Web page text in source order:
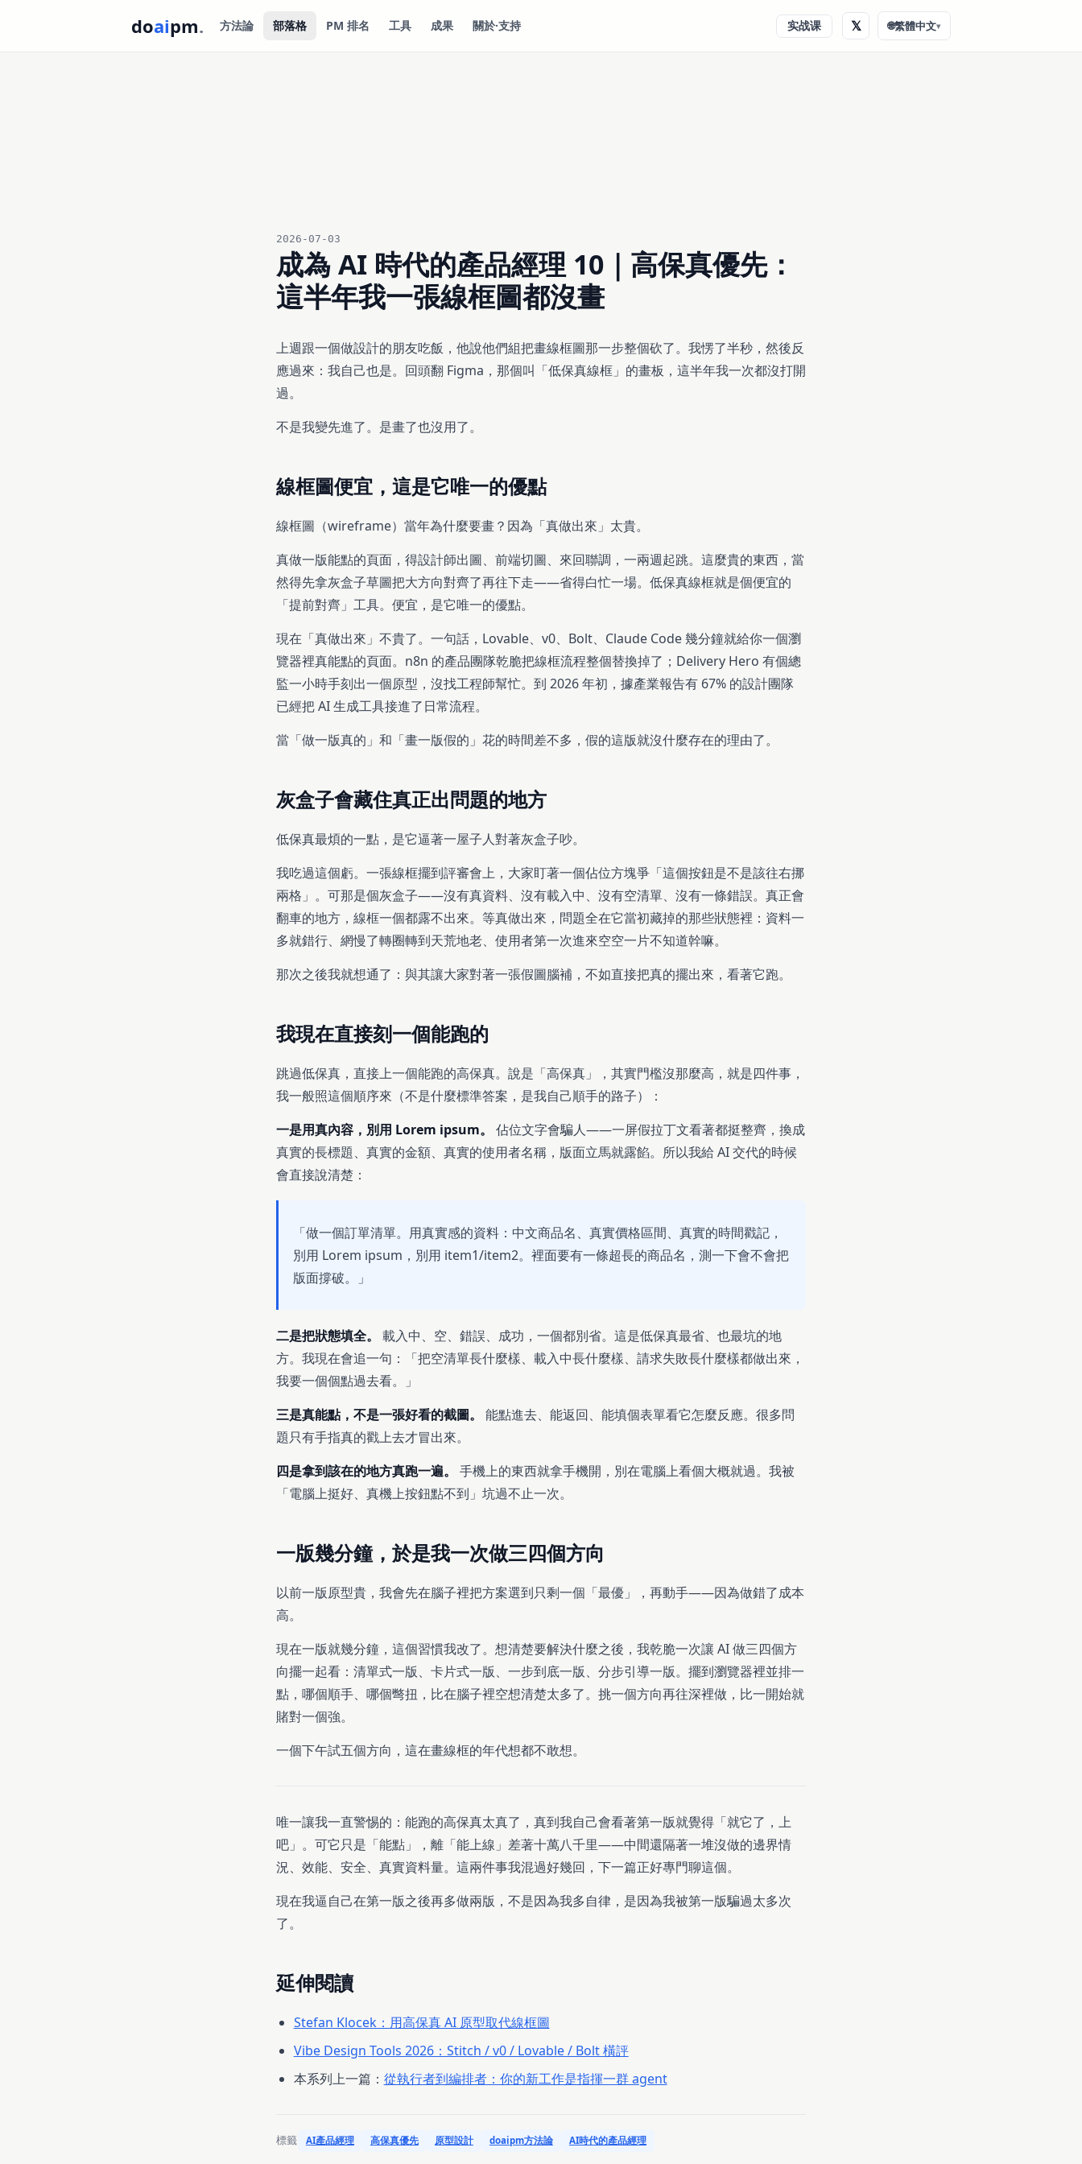
doaipm. 方法論 部落格 PM 排名 工具 成果 關於·支持 实战课 𝕏 🌐繁體中文▾
2026-07-03
成為 AI 時代的產品經理 10｜高保真優先：
這半年我一張線框圖都沒畫
上週跟一個做設計的朋友吃飯，他說他們組把畫線框圖那一步整個砍了。我愣了半秒，然後反
應過來：我自己也是。回頭翻 Figma，那個叫「低保真線框」的畫板，這半年我一次都沒打開
過。
不是我變先進了。是畫了也沒用了。
線框圖便宜，這是它唯一的優點
線框圖（wireframe）當年為什麼要畫？因為「真做出來」太貴。
真做一版能點的頁面，得設計師出圖、前端切圖、來回聯調，一兩週起跳。這麼貴的東西，當
然得先拿灰盒子草圖把大方向對齊了再往下走——省得白忙一場。低保真線框就是個便宜的
「提前對齊」工具。便宜，是它唯一的優點。
現在「真做出來」不貴了。一句話，Lovable、v0、Bolt、Claude Code 幾分鐘就給你一個瀏
覽器裡真能點的頁面。n8n 的產品團隊乾脆把線框流程整個替換掉了；Delivery Hero 有個總
監一小時手刻出一個原型，沒找工程師幫忙。到 2026 年初，據產業報告有 67% 的設計團隊
已經把 AI 生成工具接進了日常流程。
當「做一版真的」和「畫一版假的」花的時間差不多，假的這版就沒什麼存在的理由了。
灰盒子會藏住真正出問題的地方
低保真最煩的一點，是它逼著一屋子人對著灰盒子吵。
我吃過這個虧。一張線框擺到評審會上，大家盯著一個佔位方塊爭「這個按鈕是不是該往右挪
兩格」。可那是個灰盒子——沒有真資料、沒有載入中、沒有空清單、沒有一條錯誤。真正會
翻車的地方，線框一個都露不出來。等真做出來，問題全在它當初藏掉的那些狀態裡：資料一
多就錯行、網慢了轉圈轉到天荒地老、使用者第一次進來空空一片不知道幹嘛。
那次之後我就想通了：與其讓大家對著一張假圖腦補，不如直接把真的擺出來，看著它跑。
我現在直接刻一個能跑的
跳過低保真，直接上一個能跑的高保真。說是「高保真」，其實門檻沒那麼高，就是四件事，
我一般照這個順序來（不是什麼標準答案，是我自己順手的路子）：
一是用真內容，別用 Lorem ipsum。
佔位文字會騙人——一屏假拉丁文看著都挺整齊，換成
真實的長標題、真實的金額、真實的使用者名稱，版面立馬就露餡。所以我給 AI 交代的時候
會直接說清楚：
「做一個訂單清單。用真實感的資料：中文商品名、真實價格區間、真實的時間戳記，
別用 Lorem ipsum，別用 item1/item2。裡面要有一條超長的商品名，測一下會不會把
版面撐破。」
二是把狀態填全。
載入中、空、錯誤、成功，一個都別省。這是低保真最省、也最坑的地
方。我現在會追一句：「把空清單長什麼樣、載入中長什麼樣、請求失敗長什麼樣都做出來，
我要一個個點過去看。」
三是真能點，不是一張好看的截圖。
能點進去、能返回、能填個表單看它怎麼反應。很多問
題只有手指真的戳上去才冒出來。
四是拿到該在的地方真跑一遍。
手機上的東西就拿手機開，別在電腦上看個大概就過。我被
「電腦上挺好、真機上按鈕點不到」坑過不止一次。
一版幾分鐘，於是我一次做三四個方向
以前一版原型貴，我會先在腦子裡把方案選到只剩一個「最優」，再動手——因為做錯了成本
高。
現在一版就幾分鐘，這個習慣我改了。想清楚要解決什麼之後，我乾脆一次讓 AI 做三四個方
向擺一起看：清單式一版、卡片式一版、一步到底一版、分步引導一版。擺到瀏覽器裡並排一
點，哪個順手、哪個彆扭，比在腦子裡空想清楚太多了。挑一個方向再往深裡做，比一開始就
賭對一個強。
一個下午試五個方向，這在畫線框的年代想都不敢想。
唯一讓我一直警惕的：能跑的高保真太真了，真到我自己會看著第一版就覺得「就它了，上
吧」。可它只是「能點」，離「能上線」差著十萬八千里——中間還隔著一堆沒做的邊界情
況、效能、安全、真實資料量。這兩件事我混過好幾回，下一篇正好專門聊這個。
現在我逼自己在第一版之後再多做兩版，不是因為我多自律，是因為我被第一版騙過太多次
了。
延伸閱讀
Stefan Klocek：用高保真 AI 原型取代線框圖
Vibe Design Tools 2026：Stitch / v0 / Lovable / Bolt 橫評
本系列上一篇： 從執行者到編排者：你的新工作是指揮一群 agent
標籤 AI產品經理 高保真優先 原型設計 doaipm方法論 AI時代的產品經理